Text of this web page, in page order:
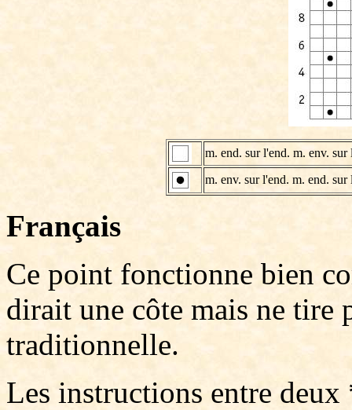
m. end. sur l'end. m. env. sur
m. env. sur l'end. m. end. sur
Français
Ce point fonctionne bien
dirait une côte mais ne tire
traditionnelle.
Les instructions entre